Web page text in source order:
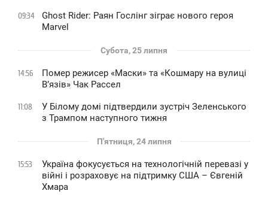
09:34
Ghost Rider: Раян Гослінг зіграє нового героя
Marvel
Субота, 25 липня
14:56
Помер режисер «Маски» та «Кошмару на вулиці
В’язів» Чак Рассел
11:08
У Білому домі підтвердили зустріч Зеленського
з Трампом наступного тижня
П'ятниця, 24 липня
15:53
Україна фокусується на технологічній перевазі у
війні і розраховує на підтримку США – Євгеній
Хмара